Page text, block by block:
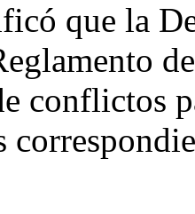
que la
conflictos